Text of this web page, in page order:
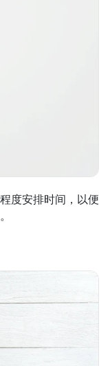
度安排时间，以便